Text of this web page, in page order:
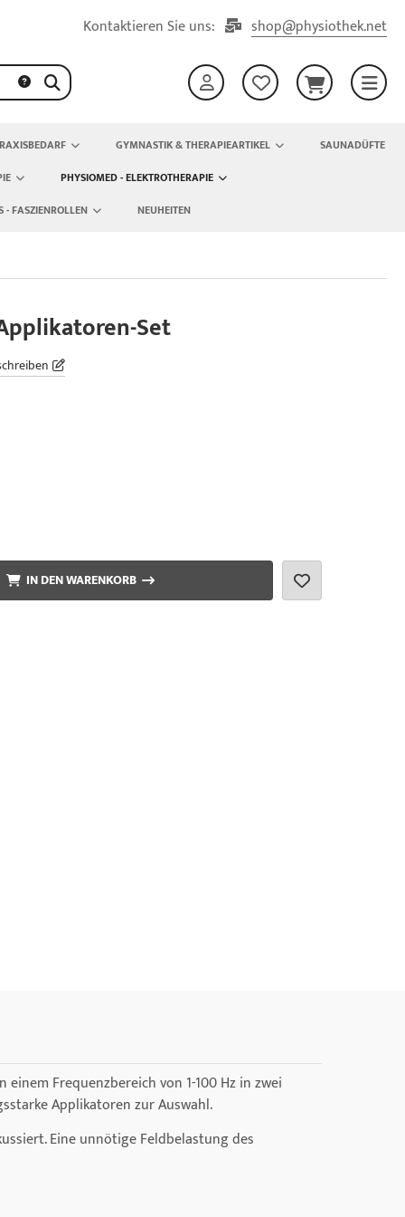
Kontaktieren Sie uns: shop@physiothek.net
GYMNASTIK & THERAPIEARTIKEL
SAUNADÜFTE
PHYSIOMED - ELEKTROTHERAPIE
- FASZIENROLLEN
NEUHEITEN
Set
IN DEN WARENKORB
Frequenzbereich von 1-100 Hz in zwei
Applikatoren zur Auswahl.
Eine unnötige Feldbelastung des